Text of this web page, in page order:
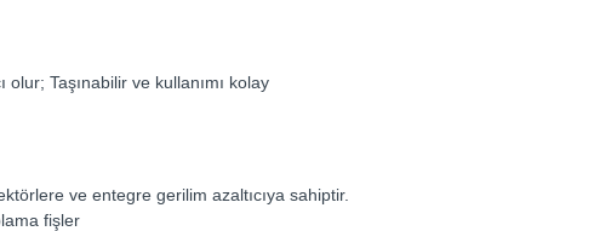
Taşınabilir ve kullanımı kolay
ve entegre gerilim azaltıcıya sahiptir.
fişler